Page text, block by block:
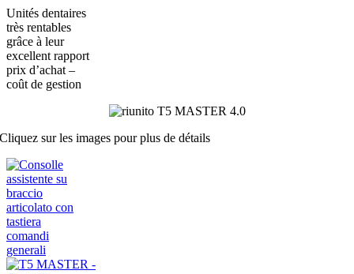
Unités dentaires
très rentables
grâce à leur
excellent rapport
prix d’achat –
coût de gestion
Cliquez sur les images pour plus de détails